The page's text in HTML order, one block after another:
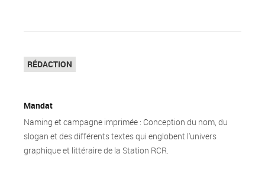
RÉDACTION
Mandat
Naming et campagne imprimée : Conception du nom, du
slogan et des différents textes qui englobent l'univers
graphique et littéraire de la Station RCR.